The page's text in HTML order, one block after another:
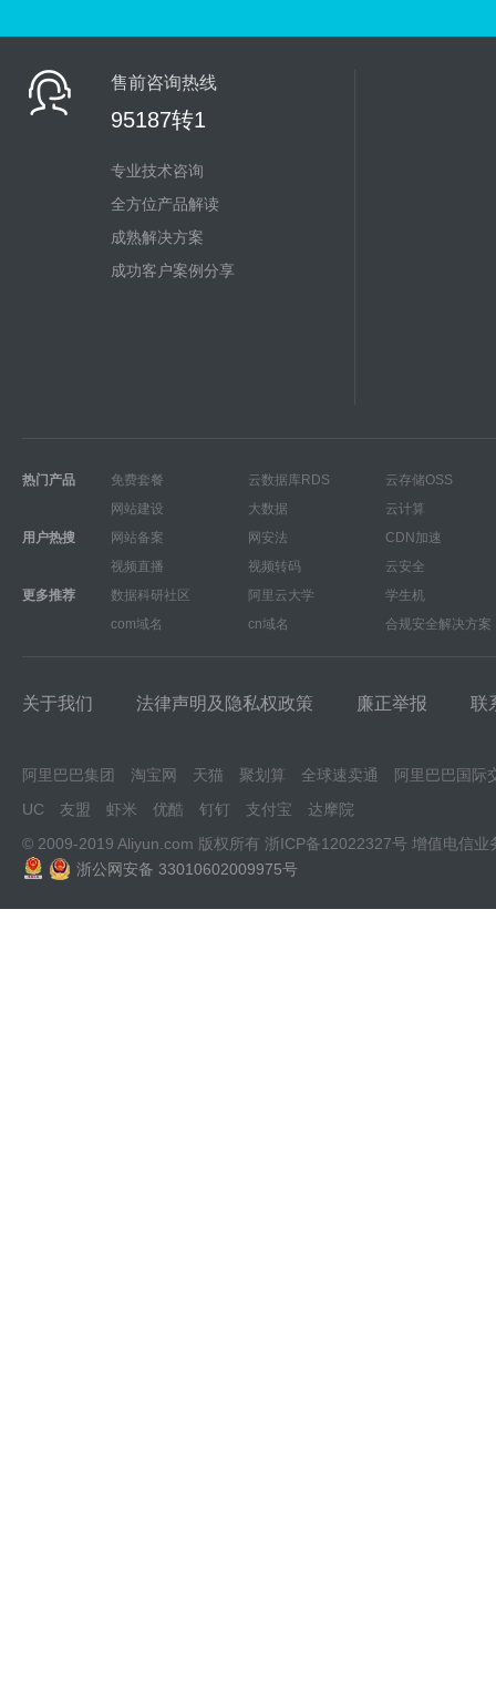
售前咨询热线
95187转1
专业技术咨询
全方位产品解读
成熟解决方案
成功客户案例分享
热门产品 免费套餐 云数据库RDS
云存储OSS
网站建设
大数据
云计算
用户热搜
网站备案 网安法
CDN加速
视频直播
视频转码
云安全
更多推荐
数据科研社区 阿里云大学
学生机
com域名
cn域名 合规安全解决方案
关于我们 法律声明及隐私权政策 廉正举报 联
阿里巴巴集团 淘宝网 天猫 聚划算 全球速卖通
阿里巴巴国际
UC
友盟 虾米 优酷 钉钉 支付宝
达摩院
© 2009-2019 Aliyun.com 版权所有 浙ICP备12022327号 增值电信业
浙公网安备 33010602009975号